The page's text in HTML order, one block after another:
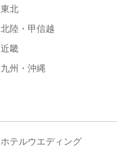
東北
北陸・甲信越
近畿
九州・沖縄
ホテルウエディング